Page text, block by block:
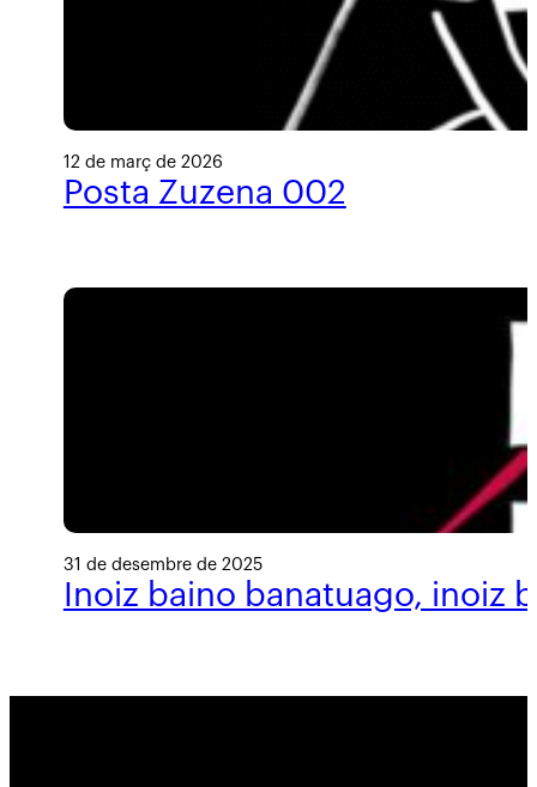
12 de març de 2026
Posta Zuzena 002
31 de desembre de 2025
Inoiz baino banatuago, inoiz